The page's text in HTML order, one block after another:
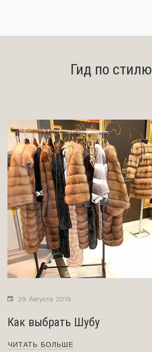
Гид по стилю
29 Августа 2019
Как выбрать Шубу
ЧИТАТЬ БОЛЬШЕ